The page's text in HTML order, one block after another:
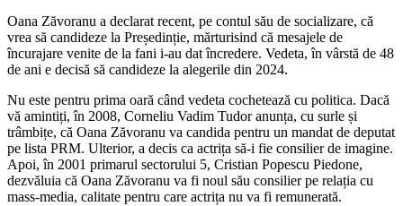
Oana Zăvoranu a declarat recent, pe contul său de socializare, că
vrea să candideze la Președinție, mărturisind că mesajele de
încurajare venite de la fani i-au dat încredere. Vedeta, în vârstă de 48
de ani e decisă să candideze la alegerile din 2024.
Nu este pentru prima oară când vedeta cochetează cu politica. Dacă
vă amintiți, în 2008, Corneliu Vadim Tudor anunța, cu surle și
trâmbițe, că Oana Zăvoranu va candida pentru un mandat de deputat
pe lista PRM. Ulterior, a decis ca actrița să-i fie consilier de imagine.
Apoi, în 2001 primarul sectorului 5, Cristian Popescu Piedone,
dezvăluia că Oana Zăvoranu va fi noul său consilier pe relația cu
mass-media, calitate pentru care actrița nu va fi remunerată.